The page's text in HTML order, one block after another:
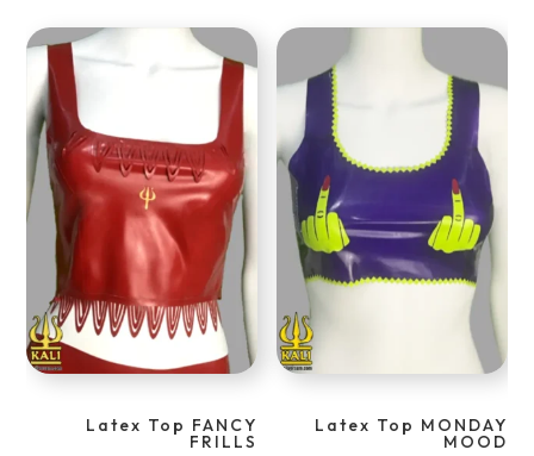
Latex Top FANCY
FRILLS
Latex Top MONDAY
MOOD